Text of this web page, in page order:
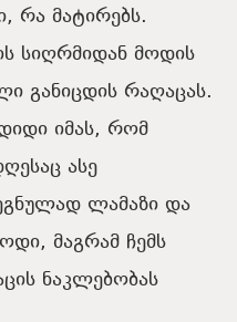
რა მატირებს.
სიღრმიდან მოდის
განიცდის რაღაცას.
იმას, რომ
ასე
ლამაზი და
მაგრამ ჩემს
ნაკლებობას